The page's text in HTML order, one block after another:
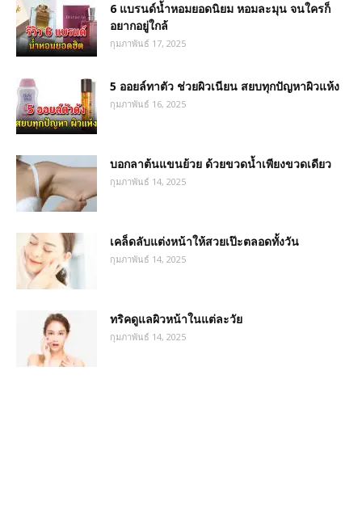
6 แบรนด์น้ำหอมยอดนิยม หอมละมุน จนใครก็
อยากอยู่ใกล้
กุมภาพันธ์ 17, 2025
5 ออยล์ทาตัว ช่วยผิวเนียน สยบทุกปัญหาผิวแห้ง
กุมภาพันธ์ 16, 2025
บอกลาต้นแขนย้วย ด้วยขวดน้ำเพียงขวดเดียว
กุมภาพันธ์ 14, 2025
เคล็ดลับแต่งหน้าให้สวยเป๊ะตลอดทั้งวัน
กุมภาพันธ์ 14, 2025
ทริคดูแลผิวหน้าในแต่ละวัย
กุมภาพันธ์ 14, 2025